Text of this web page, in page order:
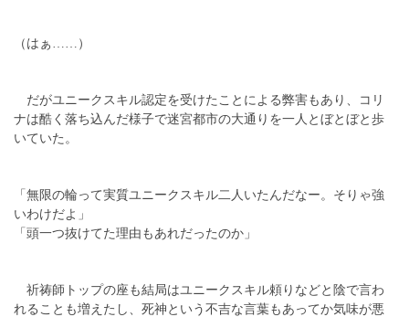
（はぁ……）
だがユニークスキル認定を受けたことによる弊害もあり、コリ
ナは酷く落ち込んだ様子で迷宮都市の大通りを一人とぼとぼと歩
いていた。
「無限の輪って実質ユニークスキル二人いたんだなー。そりゃ強
いわけだよ」
「頭一つ抜けてた理由もあれだったのか」
祈祷師トップの座も結局はユニークスキル頼りなどと陰で言わ
れることも増えたし、死神という不吉な言葉もあってか気味が悪